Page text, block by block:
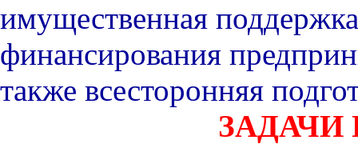
имущественная
финансирования
также всесторонняя